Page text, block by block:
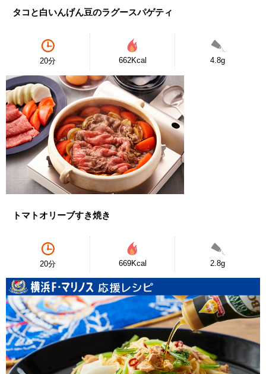
タコと白いんげん豆のラグースパゲティ
20分 662Kcal 4.8g
トマトオリーブすき焼き
20分 669Kcal 2.8g